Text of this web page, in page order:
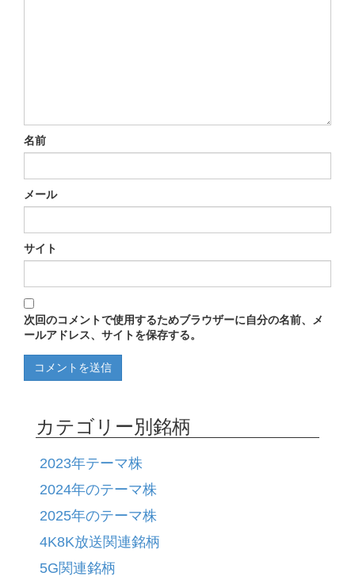
名前
メール
サイト
次回のコメントで使用するためブラウザーに自分の名前、メ
ールアドレス、サイトを保存する。
カテゴリー別銘柄
2023年テーマ株
2024年のテーマ株
2025年のテーマ株
4K8K放送関連銘柄
5G関連銘柄